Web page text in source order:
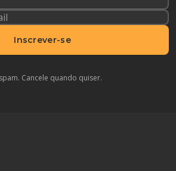
Inscrever-se
Cancele quando quiser.